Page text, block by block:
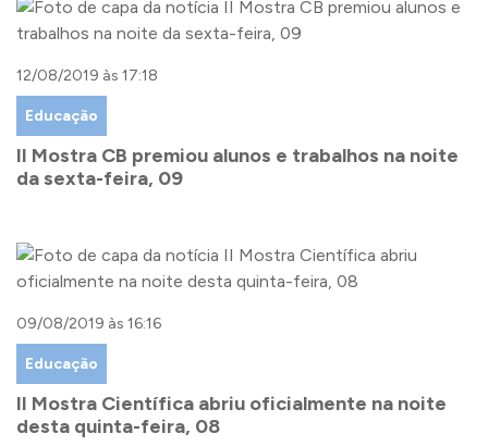
12/08/2019 às 17:18
Educação
II Mostra CB premiou alunos e trabalhos na noite
da sexta-feira, 09
09/08/2019 às 16:16
Educação
II Mostra Científica abriu oficialmente na noite
desta quinta-feira, 08